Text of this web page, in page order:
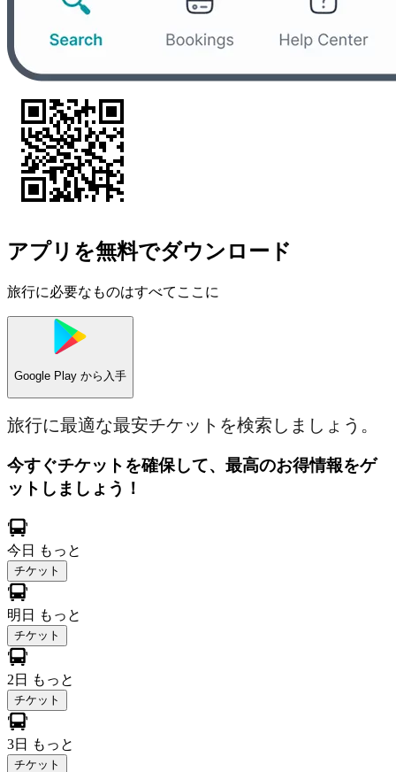
アプリを無料でダウンロード
旅行に必要なものはすべてここに
Google Play から入手
旅行に最適な最安チケットを検索しましょう。
今すぐチケットを確保して、最高のお得情報をゲ
ットしましょう！
今日 もっと
チケット
明日 もっと
チケット
2日 もっと
チケット
3日 もっと
チケット